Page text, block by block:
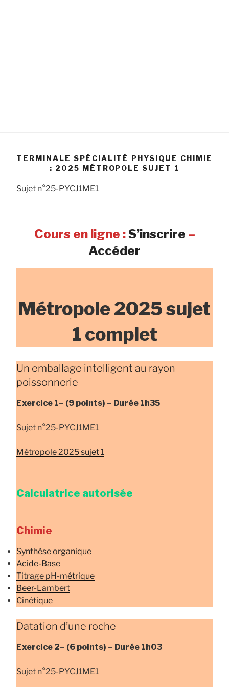
TERMINALE SPÉCIALITÉ PHYSIQUE CHIMIE
: 2025 MÉTROPOLE SUJET 1
Sujet n°25-PYCJ1ME1
Cours en ligne :S’inscrire –
Accéder
Métropole 2025 sujet
1 complet
Un emballage intelligent au rayon
poissonnerie
Exercice 1– (9 points) – Durée 1h35
Sujet n°25-PYCJ1ME1
Métropole 2025 sujet 1
Calculatrice autorisée
Chimie
Synthèse organique
Acide-Base
Titrage pH-métrique
Beer-Lambert
Cinétique
Datation d’une roche
Exercice 2– (6 points) – Durée 1h03
Sujet n°25-PYCJ1ME1